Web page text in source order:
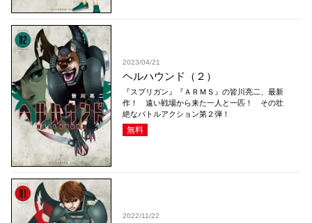
2023/04/21
ヘルハウンド（２）
『スプリガン』『ＡＲＭＳ』の皆川亮二、最新
作！ 遠い戦場から来た一人と一匹！ その壮
絶なバトルアクション第２弾！
無料
2022/11/22